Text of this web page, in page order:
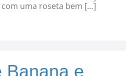
uma roseta bem […]
Banana e